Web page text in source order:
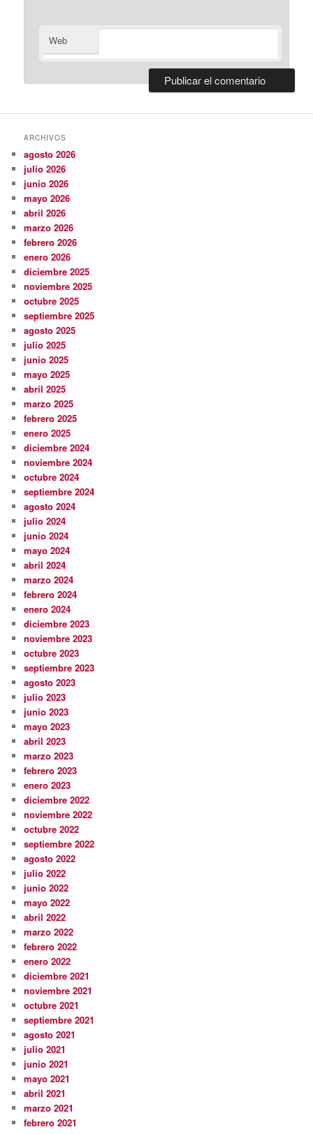
Web
ARCHIVOS
agosto 2026
julio 2026
junio 2026
mayo 2026
abril 2026
marzo 2026
febrero 2026
enero 2026
diciembre 2025
noviembre 2025
octubre 2025
septiembre 2025
agosto 2025
julio 2025
junio 2025
mayo 2025
abril 2025
marzo 2025
febrero 2025
enero 2025
diciembre 2024
noviembre 2024
octubre 2024
septiembre 2024
agosto 2024
julio 2024
junio 2024
mayo 2024
abril 2024
marzo 2024
febrero 2024
enero 2024
diciembre 2023
noviembre 2023
octubre 2023
septiembre 2023
agosto 2023
julio 2023
junio 2023
mayo 2023
abril 2023
marzo 2023
febrero 2023
enero 2023
diciembre 2022
noviembre 2022
octubre 2022
septiembre 2022
agosto 2022
julio 2022
junio 2022
mayo 2022
abril 2022
marzo 2022
febrero 2022
enero 2022
diciembre 2021
noviembre 2021
octubre 2021
septiembre 2021
agosto 2021
julio 2021
junio 2021
mayo 2021
abril 2021
marzo 2021
febrero 2021